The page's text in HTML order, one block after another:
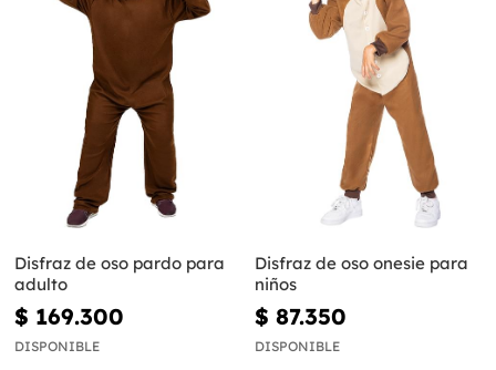
Disfraz de oso pardo para
adulto
$ 169.300
DISPONIBLE
Disfraz de oso onesie para
niños
$ 87.350
DISPONIBLE